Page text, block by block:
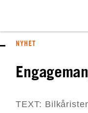
NYHET
TEXT: